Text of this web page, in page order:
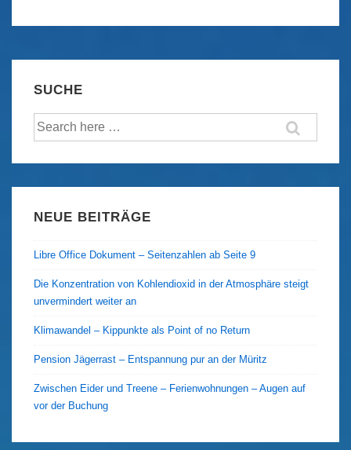
Havanna
SUCHE
Suche
NEUE BEITRÄGE
Libre Office Dokument – Seitenzahlen ab Seite 9
Die Konzentration von Kohlendioxid in der Atmosphäre steigt
unvermindert weiter an
Klimawandel – Kippunkte als Point of no Return
Pension Jägerrast – Entspannung pur an der Müritz
Zwischen Eider und Treene – Ferienwohnungen – Augen auf
vor der Buchung